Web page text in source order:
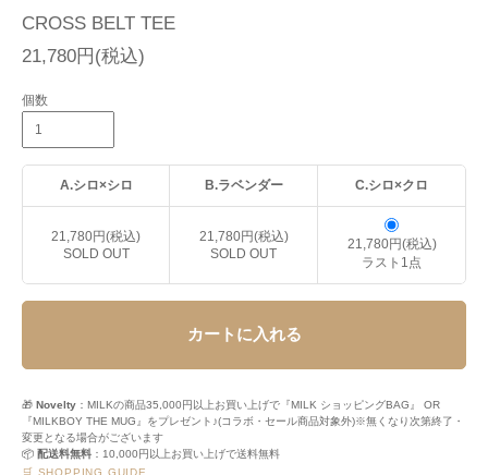
CROSS BELT TEE
21,780円(税込)
個数
A.シロ×シロ B.ラベンダー C.シロ×クロ
21,780円(税込)
SOLD OUT
21,780円(税込)
SOLD OUT
21,780円(税込)
ラスト1点
カートに入れる
🎁 Novelty ：MILKの商品35,000円以上お買い上げで『MILK ショッピングBAG』 OR
『MILKBOY THE MUG』をプレゼント♪(コラボ・セール商品対象外)※無くなり次第終了・
変更となる場合がございます
📦 配送料無料 ：10,000円以上お買い上げで送料無料